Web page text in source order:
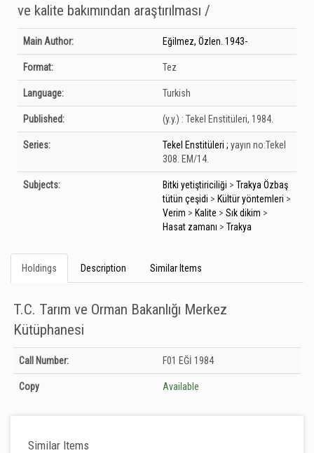
ve kalite bakımından araştırılması /
Bibliographic Details
Main Author: Eğilmez, Özlen. 1943-
Format: Tez
Language: Turkish
Published: (y.y.) : Tekel Enstitüleri, 1984.
Series: Tekel Enstitüleri ; yayın no:Tekel
308. EM/14.
Subjects: Bitki yetiştiriciliği > Trakya Özbaş
tütün çeşidi > Kültür yöntemleri >
Verim > Kalite > Sık dikim >
Hasat zamanı > Trakya
Holdings Description Similar Items
T.C. Tarım ve Orman Bakanlığı Merkez
Kütüphanesi
Holdings details from T.C. Tarım ve Orman Bakanlığı Merkez Kütüphanesi:
Unknown
Call Number: F01 EĞİ 1984
Copy Available
Similar Items